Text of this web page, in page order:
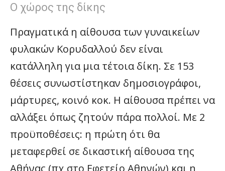
Ο χώρος της δίκης
Πραγματικά η αίθουσα των γυναικείων
φυλακών Κορυδαλλού δεν είναι
κατάλληλη για μια τέτοια δίκη. Σε 153
θέσεις συνωστίστηκαν δημοσιογράφοι,
μάρτυρες, κοινό κοκ. Η αίθουσα πρέπει να
αλλάξει όπως ζητούν πάρα πολλοί. Με 2
προϋποθέσεις: η πρώτη ότι θα
μεταφερθεί σε δικαστική αίθουσα της
Αθήνας (πχ στο Εφετείο Αθηνών) και η